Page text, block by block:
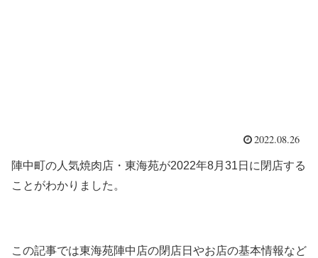
2022.08.26
陣中町の人気焼肉店・東海苑が2022年8月31日に閉店する
ことがわかりました。
この記事では東海苑陣中店の閉店日やお店の基本情報など